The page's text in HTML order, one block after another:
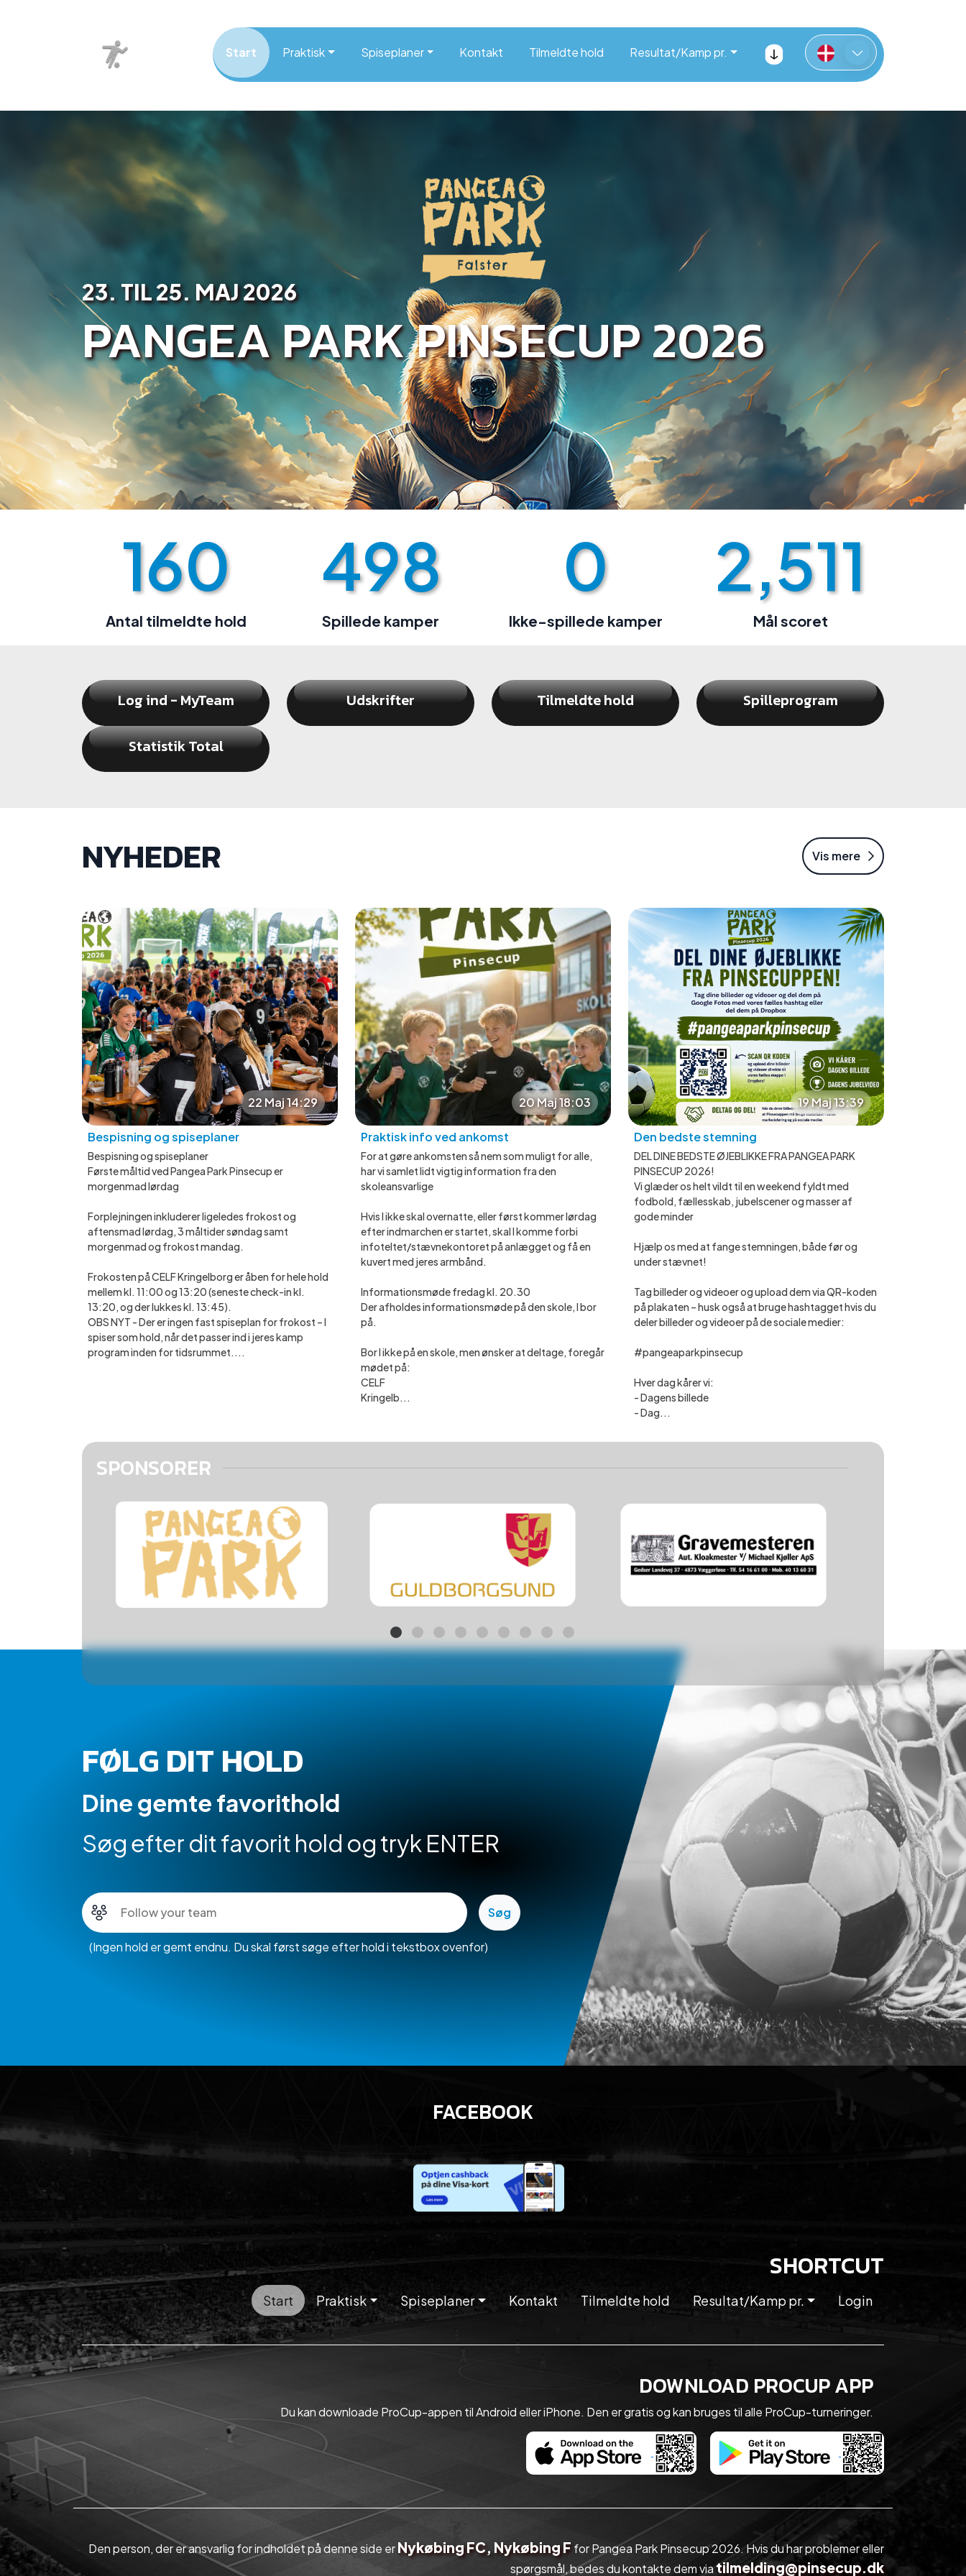
Start Praktisk Spiseplaner Kontakt Tilmeldte hold Resultat/Kamp pr.
23. TIL 25. MAJ 2026
PANGEA PARK PINSECUP 2026
160
Antal tilmeldte hold
498
Spillede kamper
0
Ikke-spillede kamper
2,511
Mål scoret
Log ind - MyTeam Udskrifter Tilmeldte hold Spilleprogram
Statistik Total
NYHEDER Vis mere
22 Maj 14:29
Bespisning og spiseplaner
Bespisning og spiseplaner
Første måltid ved Pangea Park Pinsecup er
morgenmad lørdag
Forplejningen inkluderer ligeledes frokost og
aftensmad lørdag, 3 måltider søndag samt
morgenmad og frokost mandag.
Frokosten på CELF Kringelborg er åben for hele hold
mellem kl. 11:00 og 13:20 (seneste check-in kl.
13:20, og der lukkes kl. 13:45).
OBS NYT - Der er ingen fast spiseplan for frokost – I
spiser som hold, når det passer ind i jeres kamp
program inden for tidsrummet....
20 Maj 18:03
Praktisk info ved ankomst
For at gøre ankomsten så nem som muligt for alle,
har vi samlet lidt vigtig information fra den
skoleansvarlige
Hvis I ikke skal overnatte, eller først kommer lørdag
efter indmarchen er startet, skal I komme forbi
infoteltet/stævnekontoret på anlægget og få en
kuvert med jeres armbånd.
Informationsmøde fredag kl. 20.30
Der afholdes informationsmøde på den skole, I bor
på.
Bor I ikke på en skole, men ønsker at deltage, foregår
mødet på:
CELF
Kringelb...
19 Maj 13:39
Den bedste stemning
DEL DINE BEDSTE ØJEBLIKKE FRA PANGEA PARK
PINSECUP 2026!
Vi glæder os helt vildt til en weekend fyldt med
fodbold, fællesskab, jubelscener og masser af
gode minder
Hjælp os med at fange stemningen, både før og
under stævnet!
Tag billeder og videoer og upload dem via QR-koden
på plakaten – husk også at bruge hashtagget hvis du
deler billeder og videoer på de sociale medier:
#pangeaparkpinsecup
Hver dag kårer vi:
- Dagens billede
- Dag...
SPONSORER
FØLG DIT HOLD
Dine gemte favorithold
Søg efter dit favorit hold og tryk ENTER
Søg
(Ingen hold er gemt endnu. Du skal først søge efter hold i tekstbox ovenfor)
FACEBOOK
SHORTCUT
Start Praktisk Spiseplaner Kontakt Tilmeldte hold Resultat/Kamp pr. Login
DOWNLOAD PROCUP APP
Du kan downloade ProCup-appen til Android eller iPhone. Den er gratis og kan bruges til alle ProCup-turneringer.
Den person, der er ansvarlig for indholdet på denne side erNykøbing FC, Nykøbing F for Pangea Park Pinsecup 2026. Hvis du har problemer eller
spørgsmål, bedes du kontakte dem viatilmelding@pinsecup.dk